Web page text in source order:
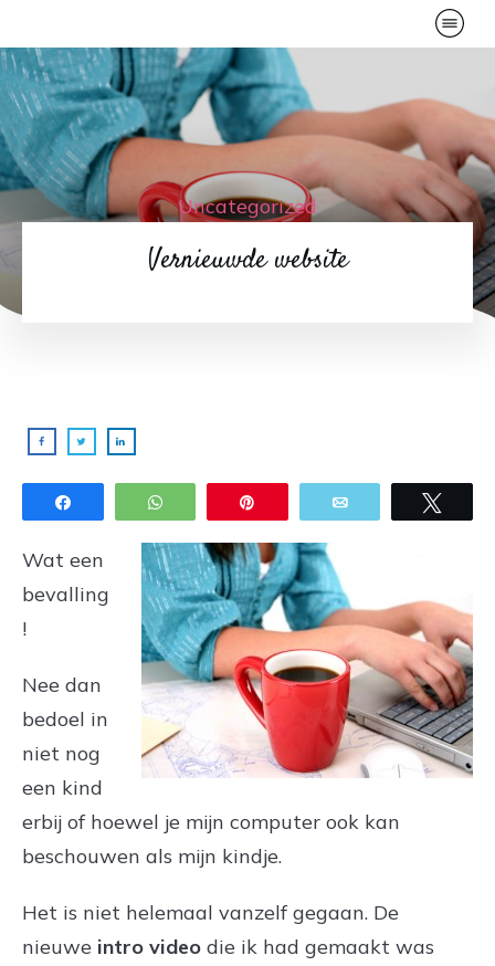
Uncategorized
Vernieuwde website
WhatsApp
Wat een
bevalling
!
Nee dan
bedoel in
niet nog
een kind
erbij of hoewel je mijn computer ook kan
beschouwen als mijn kindje.
Het is niet helemaal vanzelf gegaan. De
nieuwe intro video die ik had gemaakt was